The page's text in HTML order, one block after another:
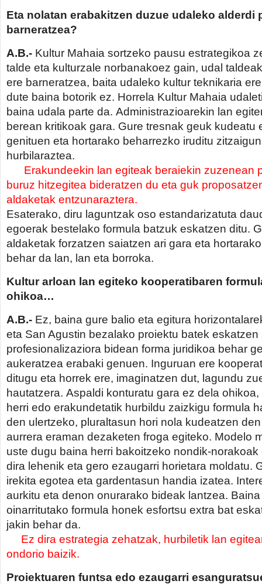
Eta nolatan erabakitzen duzue udaleko alderdi
barneratzea?
A.B.- Kultur Mahaia sortzeko pausu estrategikoa
talde eta kulturzale norbanakoez gain, udal
ere barneratzea, baita udaleko kultur teknikaria
dute baina botorik ez. Horrela Kultur Mahaia
baina udala parte da. Administrazioarekin lan
berean kritikoak gara. Gure tresnak geuk kudeatu
genituen eta hortarako beharrezko iruditu
hurbilaraztea.
Erakundeekin lan egiteak beraiekin zuzenean
buruz hitzegitea bideratzen du eta guk
aldaketak entzunaraztera.
Esaterako, diru laguntzak oso estandarizatuta
egoerak bestelako formula batzuk eskatzen ditu.
aldaketak forzatzen saiatzen ari gara eta
behar da lan, lan eta borroka.
Kultur arloan lan egiteko kooperatibaren
ohikoa…
A.B.- Ez, baina gure balio eta egitura
eta San Agustin bezalako proiektu batek eskatzen
profesionalizaziora bidean forma juridikoa behar
aukeratzea erabaki genuen. Inguruan ere
ditugu eta horrek ere, imaginatzen dut, lagundu
hautatzera. Aspaldi konturatu gara ez dela
herri edo erakundetatik hurbildu zaizkigu formula
den ulertzeko, pluraltasun hori nola kudeatzen
aurrera eraman dezaketen froga egiteko. Modelo
uste dugu baina herri bakoitzeko nondik-
dira lehenik eta gero ezaugarri horietara moldatu.
irekita egotea eta gardentasun handia izatea.
aurkitu eta denon onurarako bideak lantzea.
oinarritutako formula honek esfortsu extra bat
jakin behar da.
Ez dira estrategia zehatzak, hurbiletik lan
ondorio baizik.
Proiektuaren funtsa edo ezaugarri